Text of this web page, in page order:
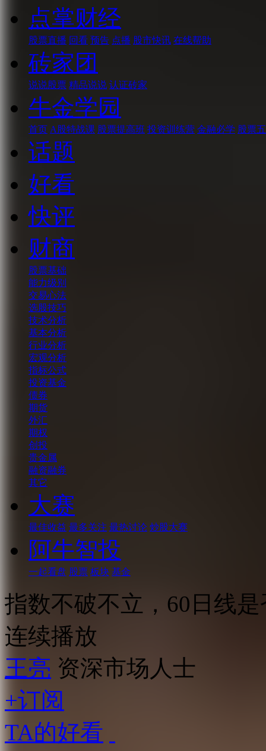
点掌财经
股票直播 回看 预告 点播 股市快讯 在线帮助
砖家团
说说股票 精品说说 认证砖家
牛金学园
首页 A股特战课 股票提高班 投资训练营 金融必学 股票
话题
好看
快评
财商
股票基础
能力级别
交易心法
选股技巧
技术分析
基本分析
行业分析
宏观分析
指标公式
投资基金
债券
期货
外汇
期权
创投
贵金属
融资融券
其它
大赛
最佳收益 最多关注 最热讨论 炒股大赛
阿牛智投
一起看盘 股票 板块 基金
指数不破不立，60日线
连续播放
王亮 资深市场人士
+订阅
TA的好看